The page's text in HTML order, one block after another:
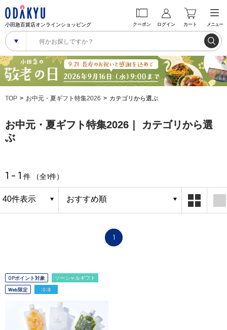
小田急百貨店オンラインショッピング クーポン ログイン カート メニュー
TOP お中元・夏ギフト特集2026 カテゴリから選ぶ
お中元・夏ギフト特集2026｜ カテゴリから選
ぶ
1 - 1 件 （全1件）
1
OPポイント対象
ソーシャルギフト
Web限定
冷凍